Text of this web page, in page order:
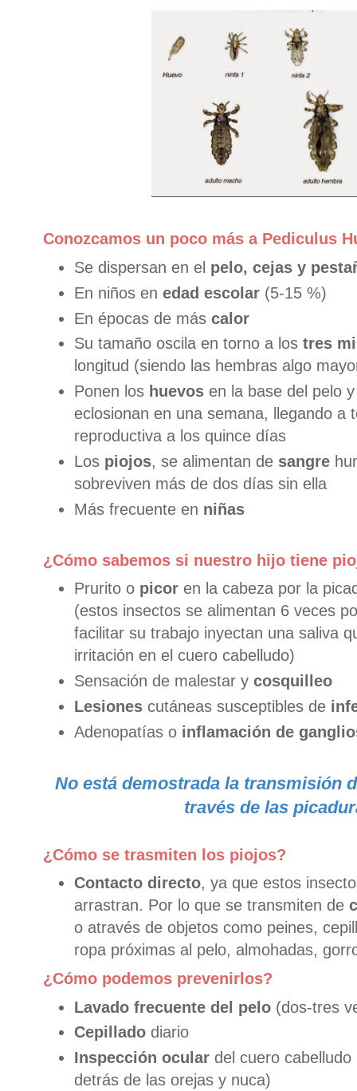
Conozcamos un poco más a Pediculus
Se dispersan en el pelo, cejas y
En niños en edad escolar(5-15 %)
En épocas de más calor
Su tamaño oscila en torno a los tres
longitud (siendo las hembras algo
Ponen loshuevosen la base del pelo
eclosionan en una semana, llegando a
reproductiva a los quince días
Los piojos, se alimentan de sangre
sobreviven más de dos días sin ella
Más frecuente en niñas
¿Cómo sabemos si nuestro hijo tiene
Prurito o picoren la cabeza por la
(estos insectos se alimentan 6 veces
facilitar su trabajo inyectan una saliva
irritación en el cuero cabelludo)
Sensación de malestar y cosquilleo
Lesionescutáneas susceptibles de
Adenopatías o inflamación de
No está demostrada la transmisión
través de las
¿Cómo se trasmiten los piojos?
Contacto directo, ya que estos
arrastran. Por lo que se transmiten de
o através de objetos como peines,
ropa próximas al pelo, almohadas,
¿Cómo podemos prevenirlos?
Lavado frecuente del pelo(dos-tres
Cepilladodiario
Inspección oculardel cuero cabelludo
detrás de las orejas y nuca)